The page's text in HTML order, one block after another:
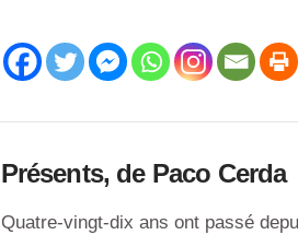
Présents, de Paco Cerda
Quatre-vingt-dix ans ont passé